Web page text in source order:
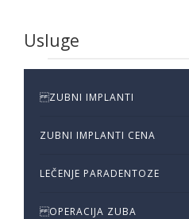
Usluge
ZUBNI IMPLANTI
ZUBNI IMPLANTI CENA
LEČENJE PARADENTOZE
OPERACIJA ZUBA